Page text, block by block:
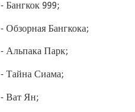
- Бангкок 999;
- Обзорная Бангкока;
- Альпака Парк;
- Тайна Сиама;
- Ват Ян;